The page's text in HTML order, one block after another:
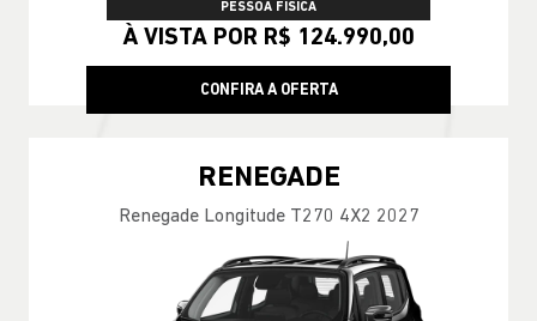
PESSOA FÍSICA
À VISTA POR R$ 124.990,00
CONFIRA A OFERTA
RENEGADE
Renegade Longitude T270 4X2 2027